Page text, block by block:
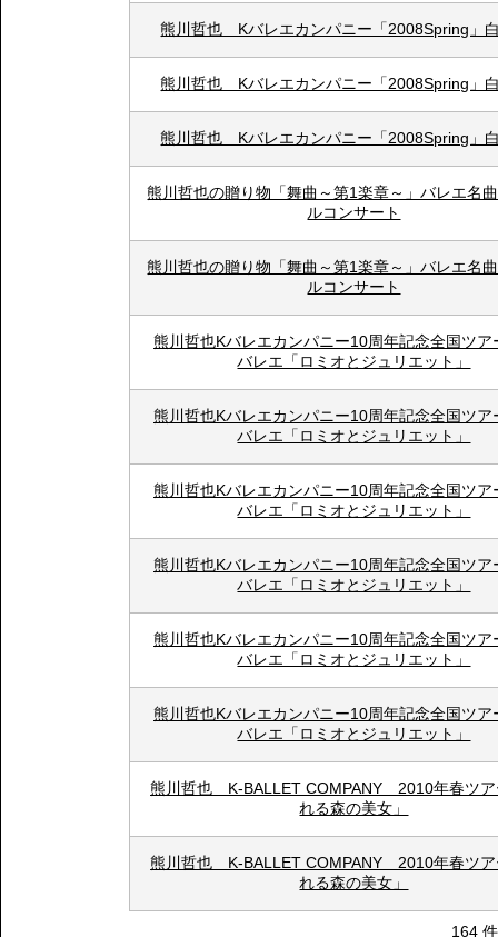
熊川哲也 Kバレエカンパニー「2008Spring」
熊川哲也 Kバレエカンパニー「2008Spring」
熊川哲也 Kバレエカンパニー「2008Spring」
熊川哲也の贈り物「舞曲～第1楽章～」バレエ名
ルコンサート
熊川哲也の贈り物「舞曲～第1楽章～」バレエ名
ルコンサート
熊川哲也Kバレエカンパニー10周年記念全国ツ
バレエ「ロミオとジュリエット」
熊川哲也Kバレエカンパニー10周年記念全国ツ
バレエ「ロミオとジュリエット」
熊川哲也Kバレエカンパニー10周年記念全国ツ
バレエ「ロミオとジュリエット」
熊川哲也Kバレエカンパニー10周年記念全国ツ
バレエ「ロミオとジュリエット」
熊川哲也Kバレエカンパニー10周年記念全国ツ
バレエ「ロミオとジュリエット」
熊川哲也Kバレエカンパニー10周年記念全国ツ
バレエ「ロミオとジュリエット」
熊川哲也 K-BALLET COMPANY 2010年春ツ
れる森の美女」
熊川哲也 K-BALLET COMPANY 2010年春ツ
れる森の美女」
164